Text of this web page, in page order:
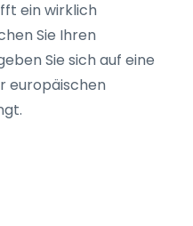
ein wirklich
Sie Ihren
Sie sich auf eine
europäischen